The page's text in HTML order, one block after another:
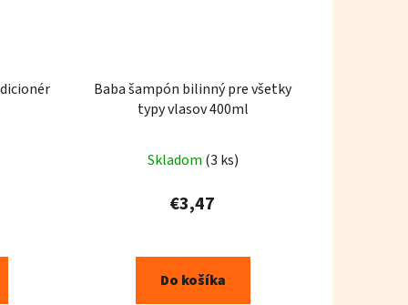
Baba šampón bilinný pre všetky
typy vlasov 400ml
Skladom (3 ks)
€3,47
Do košíka